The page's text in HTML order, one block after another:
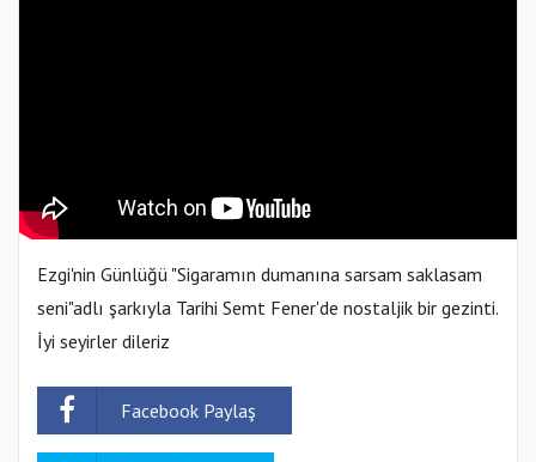
Ezgi'nin Günlüğü "Sigaramın dumanına sarsam saklasam
seni"adlı şarkıyla Tarihi Semt Fener'de nostaljik bir gezinti.
İyi seyirler dileriz
Facebook Paylaş